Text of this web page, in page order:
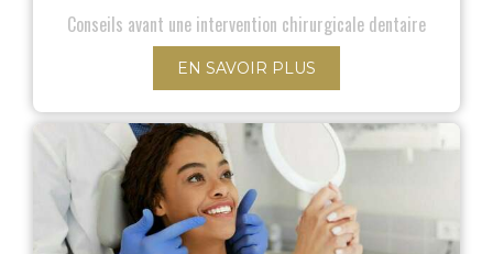
Conseils avant une intervention chirurgicale dentaire
EN SAVOIR PLUS